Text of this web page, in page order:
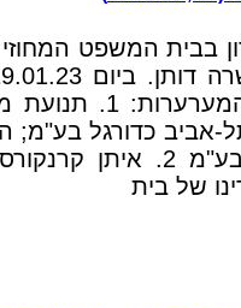
בבית המשפט
הדין. הצדדים:
קרנקורס ביגוד בע"מ 2.
של בית